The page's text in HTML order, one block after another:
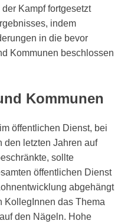
Kampf fortgesetzt
indem
in die bevor
Kommunen beschlossen
Kommunen
öffentlichen Dienst, bei
den letzten Jahren auf
sollte
öffentlichen Dienst
abgehängt
KollegInnen das Thema
den Nägeln. Hohe